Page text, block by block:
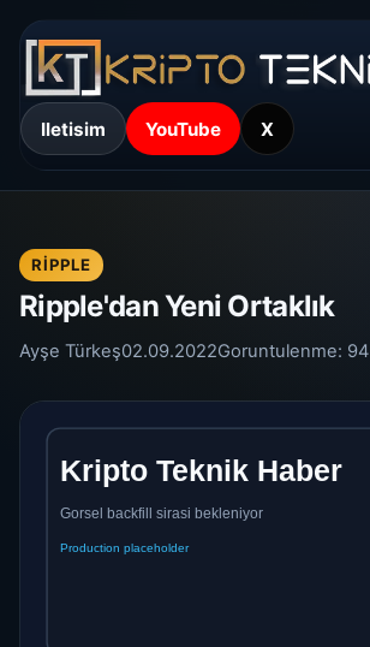
Iletisim YouTube X
RIPPLE
Ripple'dan Yeni Ortaklık
Ayşe Türkeş02.09.2022Goruntulenme: 94